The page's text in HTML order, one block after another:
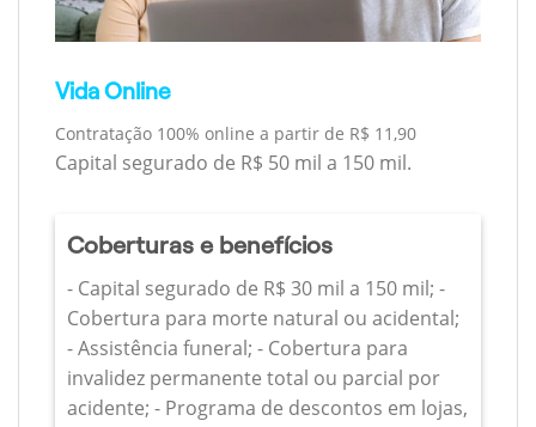
Vida Online
Contratação 100% online a partir de R$ 11,90
Capital segurado de R$ 50 mil a 150 mil.
Coberturas e benefícios
- Capital segurado de R$ 30 mil a 150 mil; -
Cobertura para morte natural ou acidental;
- Assistência funeral; - Cobertura para
invalidez permanente total ou parcial por
acidente; - Programa de descontos em lojas,